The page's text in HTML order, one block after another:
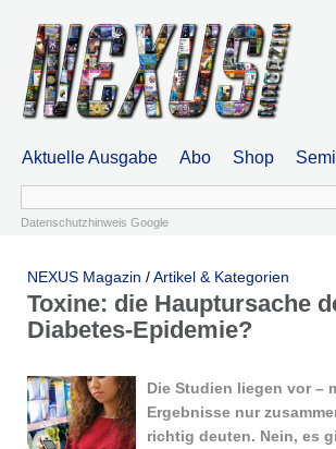
Aktuelle Ausgabe Abo Shop
Datenschutzhinweis Google
NEXUS Magazin /Artikel & Kategorien
Toxine: die Hauptursache
Diabetes-Epidemie?
Die Studien liegen vor –
Ergebnisse nur
richtig deuten. Nein, es